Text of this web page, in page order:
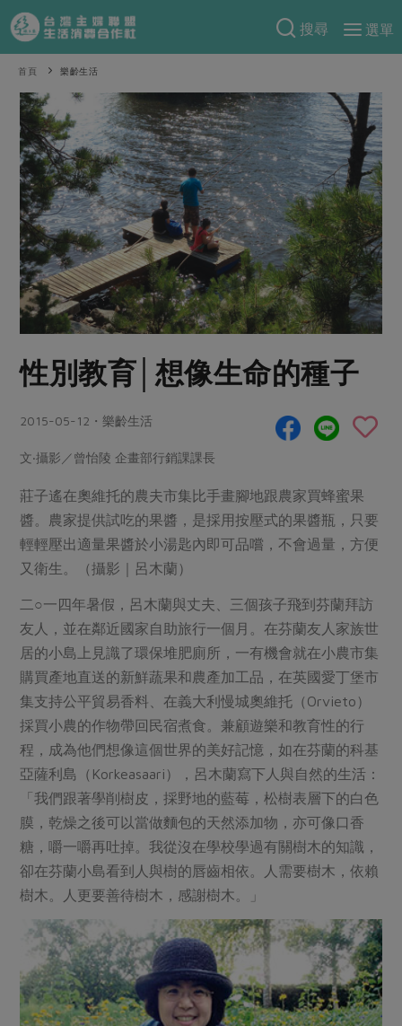
搜尋
選單
產品分類
當季蔬果
一籃菜 當令水果
芽苗類 蕈菇類
辛香料類
奶蛋豆・五穀
蛋 乳製品
豆製品 米麵雜糧
肉品・水產
調理食材・點心
調味醬料/南北貨 烘焙
美妝保養 個人清潔
家庭清潔 織品
日用品 圖書禮品
防災用品
最新產品
優惠專區
樂齡友善
食譜料理
食材
米食
麵食
肉食
海鮮
常備菜
蛋料理
醬料
湯品．鍋物
漬物
涼拌沙拉
飲品
主題食譜
異國料理
養身食補
節慶大餐
高麗菜海鮮煎餅
特別企畫
預購活動
把最好的台灣味帶回家！
防災用品預購圓滿結束
2026年端午節預購圓滿結束
更多預購活動
當季產品
合作25-經典快閃最後一週
合作25-精選產品第四彈
合作25-精選產品第三彈
更多當季產品
主婦聯盟X樂齡網特約優惠案
30%rPET紅烏龍茶
2024農業發展計畫年度報告
更多議題活動
把最好的台灣味帶回家！
綠主張
觀點文章
主婦食堂 一籃菜真心話
社內大小事 合作聯合國
樂齡生活 親子食育
關注議題
減硝酸鹽 惜食
非基改運動 支持本土農糧
廢核運動
公益金 食農教育
更多議題
生活者e週報
綠主張月刊
典藏閱覽室
關於合作社
認識合作社
關於我們
合作社組織
員工與求才
產品檢驗
自主把關
檢驗報告
硝酸鹽檢驗
社員權益
合作社法規
社務專區
選舉專區
最新消息
媒體報導
下載專區
地區活動
社務會議 地區活動
活動報下載
重要公告
首頁 樂齡生活
性別教育│想像生命的種子
2015-05-12・樂齡生活
文‧攝影／曾怡陵 企畫部行銷課課長
莊子遙在奧維托的農夫市集比手畫腳地跟農家買蜂蜜果
醬。農家提供試吃的果醬，是採用按壓式的果醬瓶，只要
輕輕壓出適量果醬於小湯匙內即可品嚐，不會過量，方便
又衛生。（攝影｜呂木蘭）
二○一四年暑假，呂木蘭與丈夫、三個孩子飛到芬蘭拜訪
友人，並在鄰近國家自助旅行一個月。在芬蘭友人家族世
居的小島上見識了環保堆肥廁所，一有機會就在小農市集
購買產地直送的新鮮蔬果和農產加工品，在英國愛丁堡市
集支持公平貿易香料、在義大利慢城奧維托（Orvieto）
採買小農的作物帶回民宿煮食。兼顧遊樂和教育性的行
程，成為他們想像這個世界的美好記憶，如在芬蘭的科基
亞薩利島（Korkeasaari），呂木蘭寫下人與自然的生活：
「我們跟著學削樹皮，採野地的藍莓，松樹表層下的白色
膜，乾燥之後可以當做麵包的天然添加物，亦可像口香
糖，嚼一嚼再吐掉。我從沒在學校學過有關樹木的知識，
卻在芬蘭小島看到人與樹的唇齒相依。人需要樹木，依賴
樹木。人更要善待樹木，感謝樹木。」